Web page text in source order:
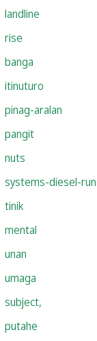
landline
rise
banga
itinuturo
pinag-aralan
pangit
nuts
systems-diesel-run
tinik
mental
unan
umaga
subject,
putahe